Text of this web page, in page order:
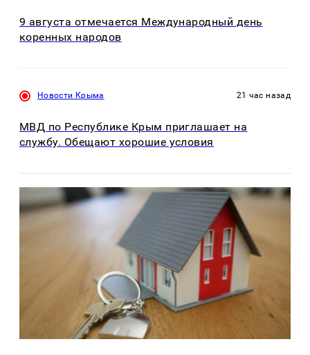
9 августа отмечается Международный день
коренных народов
Новости Крыма 21 час назад
МВД по Республике Крым приглашает на
службу. Обещают хорошие условия